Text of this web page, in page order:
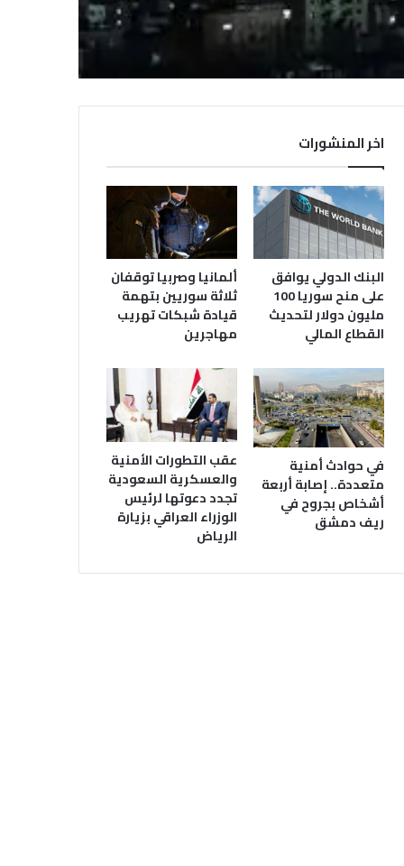
اخر المنشورات
البنك الدولي يوافق
على منح سوريا 100
مليون دولار لتحديث
القطاع المالي
ألمانيا وصربيا توقفان
ثلاثة سوريين بتهمة
قيادة شبكات تهريب
مهاجرين
في حوادث أمنية
متعددة.. إصابة أربعة
أشخاص بجروح في
ريف دمشق
عقب التطورات الأمنية
والعسكرية السعودية
تجدد دعوتها لرئيس
الوزراء العراقي بزيارة
الرياض